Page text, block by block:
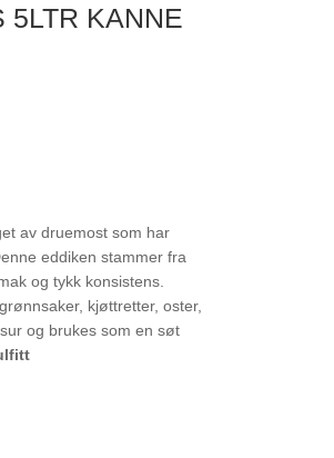
5LTR KANNE
av druemost som har
eddiken stammer fra
og tykk konsistens.
kjøttretter, oster,
og brukes som en søt